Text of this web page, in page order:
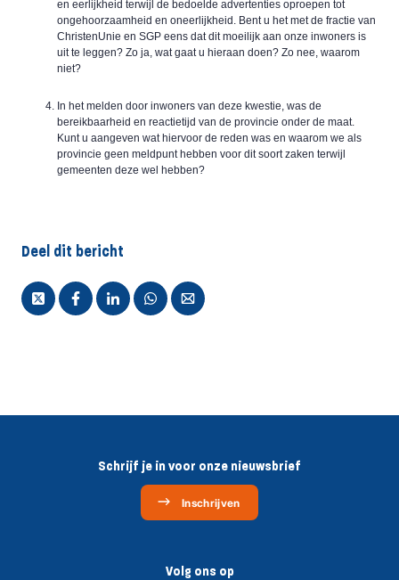
en eerlijkheid terwijl de bedoelde advertenties oproepen tot
ongehoorzaamheid en oneerlijkheid. Bent u het met de fractie van
ChristenUnie en SGP eens dat dit moeilijk aan onze inwoners is
uit te leggen? Zo ja, wat gaat u hieraan doen? Zo nee, waarom
niet?
In het melden door inwoners van deze kwestie, was de
bereikbaarheid en reactietijd van de provincie onder de maat.
Kunt u aangeven wat hiervoor de reden was en waarom we als
provincie geen meldpunt hebben voor dit soort zaken terwijl
gemeenten deze wel hebben?
Deel dit bericht
Schrijf je in voor onze nieuwsbrief
Inschrijven
Volg ons op